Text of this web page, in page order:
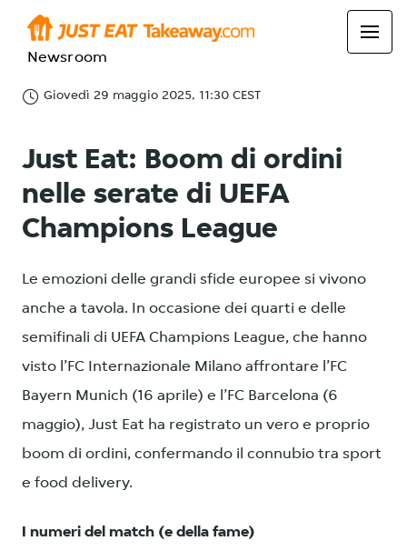
Newsroom
Giovedì 29 maggio 2025, 11:30 CEST
Just Eat: Boom di ordini
nelle serate di UEFA
Champions League
Le emozioni delle grandi sfide europee si vivono
anche a tavola. In occasione dei quarti e delle
semifinali di UEFA Champions League, che hanno
visto l’FC Internazionale Milano affrontare l’FC
Bayern Munich (16 aprile) e l’FC Barcelona (6
maggio), Just Eat ha registrato un vero e proprio
boom di ordini, confermando il connubio tra sport
e food delivery.
I numeri del match (e della fame)